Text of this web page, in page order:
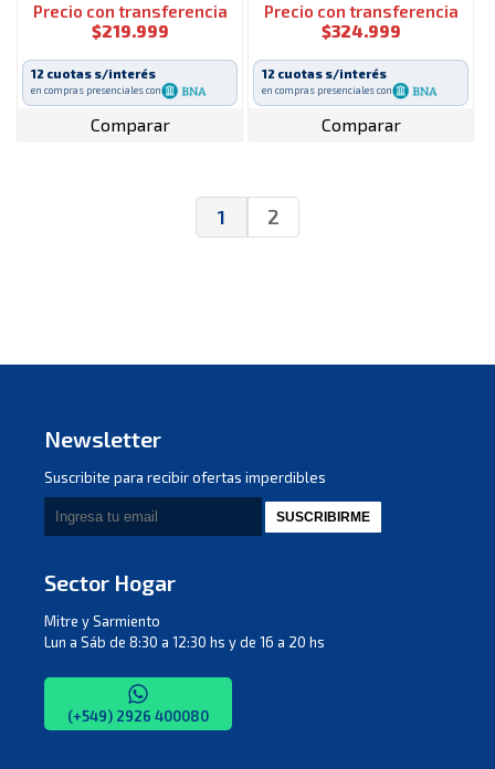
Precio con transferencia
$219.999
12 cuotas s/interés
en compras presenciales con
Comparar
Precio con transferencia
$324.999
12 cuotas s/interés
en compras presenciales con
Comparar
1 2
Newsletter
Suscribite para recibir ofertas imperdibles
SUSCRIBIRME
Sector Hogar
Mitre y Sarmiento
Lun a Sáb de 8:30 a 12:30 hs y de 16 a 20 hs
(+549) 2926 400080